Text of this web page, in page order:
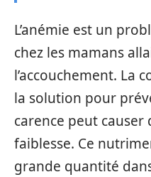
L’anémie est un
chez les mamans
l’accouchement. La
la solution pour
carence peut
faiblesse. Ce
grande quantité